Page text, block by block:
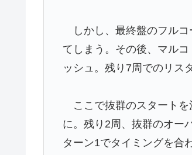
しかし、最終盤のフルコ
てしまう。その後、マル
ッシュ。残り7周でのリス
ここで抜群のスタートを
に。残り2周、抜群のオー
ターン1でタイミングを